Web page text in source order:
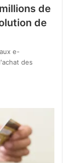
de
de
e-
des